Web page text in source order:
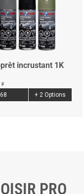
incrustant 1K
#
+ 2 Options
PRO